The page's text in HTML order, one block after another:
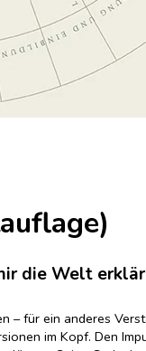
die Welt
– für ein anderes
im Kopf. Den